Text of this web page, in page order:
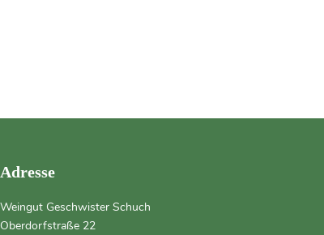
Adresse
Weingut Geschwister Schuch
Oberdorfstraße 22